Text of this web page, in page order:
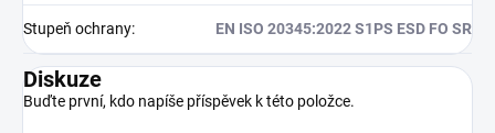
Stupeň ochrany: EN ISO 20345:2022 S1PS ESD FO SR
Diskuze
Buďte první, kdo napíše příspěvek k této položce.